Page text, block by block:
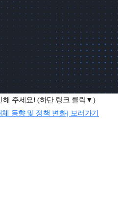
해 주세요! (하단 링크 클릭▼)
동향 및 정책 변화] 보러가기